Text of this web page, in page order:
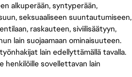
alkuperään, syntyperään,
seksuaaliseen suuntautumiseen,
raskauteen, siviilisäätyyn,
lain suojaamaan ominaisuuteen.
lain edellyttämällä tavalla.
henkilöille sovellettavan lain